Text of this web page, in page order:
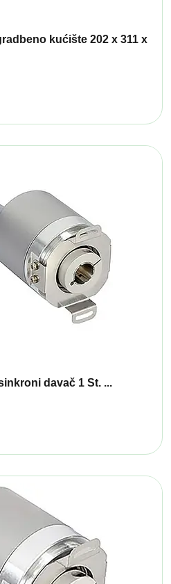
kućište 202 x 311 x
davač 1 St. ...